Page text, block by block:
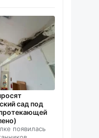
сад под
появилась